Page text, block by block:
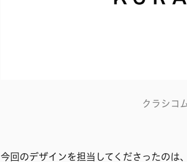
クラシコ
今回のデザインを担当してくださったのは